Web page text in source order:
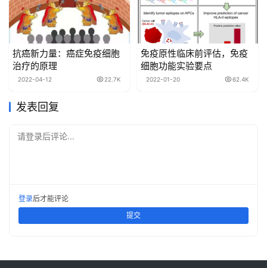
抗癌新力量：癌症免疫细胞
治疗的原理
2022-04-12 22.7K
免疫原性临床前评估，免疫
细胞功能实验要点
2022-01-20 62.4K
发表回复
请登录后评论...
登录后才能评论
提交